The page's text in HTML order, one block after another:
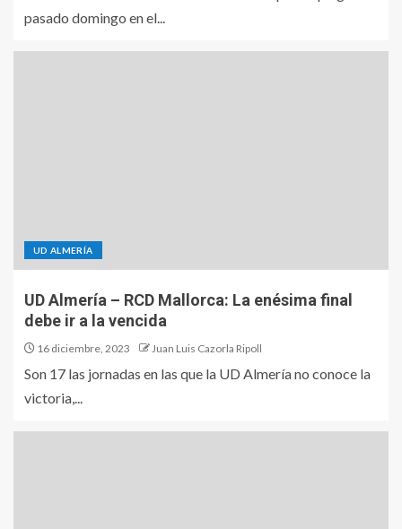
pasado domingo en el...
UD ALMERÍA
UD Almería – RCD Mallorca: La enésima final
debe ir a la vencida
16 diciembre, 2023 Juan Luis Cazorla Ripoll
Son 17 las jornadas en las que la UD Almería no conoce la
victoria,...